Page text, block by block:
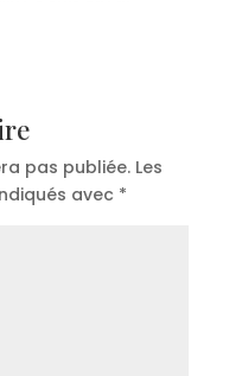
pas publiée. Les
avec *